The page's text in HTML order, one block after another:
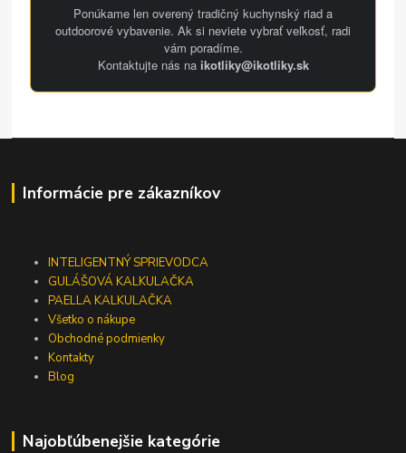
Ponúkame len overený tradičný kuchynský riad a
outdoorové vybavenie. Ak si neviete vybrať veľkosť, radi
vám poradíme.
Kontaktujte nás na ikotliky@ikotliky.sk
Informácie pre zákazníkov
INTELIGENTNÝ SPRIEVODCA
GULÁŠOVÁ KALKULAČKA
PAELLA KALKULAČKA
Všetko o nákupe
Obchodné podmienky
Kontakty
Blog
Najobľúbenejšie kategórie